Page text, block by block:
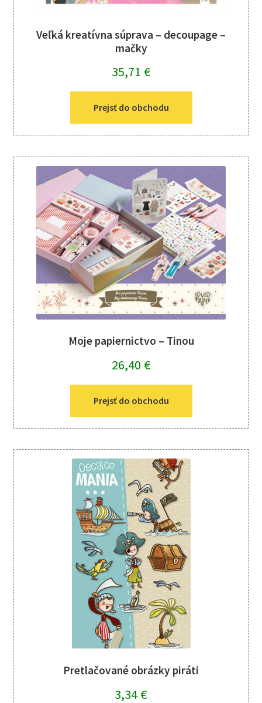
Veľká kreatívna súprava – decoupage –
mačky
35,71 €
Prejsť do obchodu
Moje papiernictvo – Tinou
26,40 €
Prejsť do obchodu
Pretlačované obrázky piráti
3,34 €